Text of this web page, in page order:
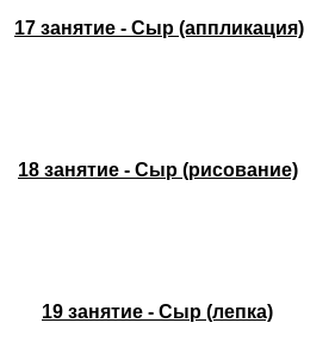
17 занятие - Сыр (аппликация)
18 занятие - Сыр (рисование)
19 занятие - Сыр (лепка)